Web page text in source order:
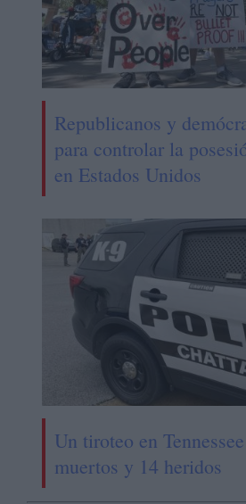
Republicanos y
para controlar la
en Estados Unidos
Un tiroteo en
muertos y 14 heridos